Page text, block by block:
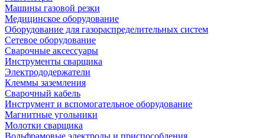
Машины газовой резки
Медицинское оборудование
Оборудование для газораспределительных систем
Сетевое оборудование
Сварочные аксессуары
Инструменты сварщика
Электрододержатели
Клеммы заземления
Сварочный кабель
Инструмент и вспомогательное оборудование
Магнитные угольники
Молотки сварщика
Вольфрамовые электроды и приспособления